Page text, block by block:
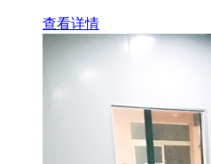
查看详情